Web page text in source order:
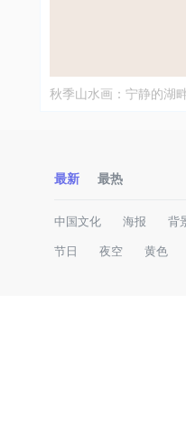
秋季山水画：宁静的湖
最新 最热
中国文化 海报 背
节日 夜空 黄色